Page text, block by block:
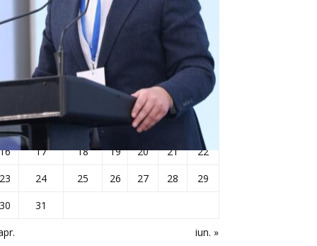
mai 2022
Ma Mi D
iun. »
1
5 6 7
8
9
13
15
17 18 19 20 21
22
23
24 25 26 27 28
29
30
31